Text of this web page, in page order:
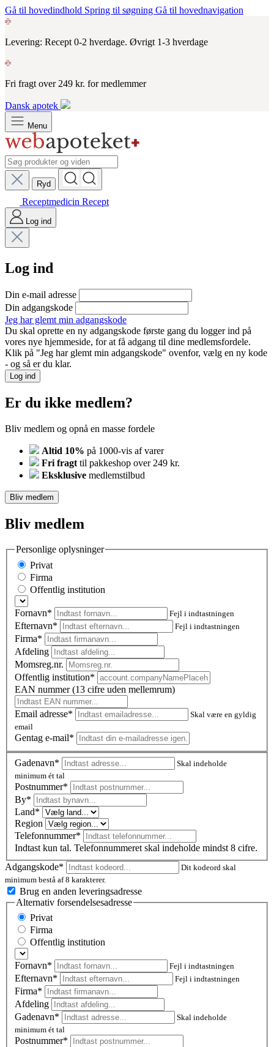
Gå til hovedindhold Spring til søgning Gå til hovednavigation
Levering: Recept 0-2 hverdage. Øvrigt 1-3 hverdage
Fri fragt over 249 kr. for medlemmer
Dansk apotek
Menu
Ryd
Receptmedicin Recept
Log ind
Log ind
Din e-mail adresse
Din adgangskode
Jeg har glemt min adgangskode
Du skal oprette en ny adgangskode første gang du logger ind på
vores nye hjemmeside, for at få adgang til dine medlemsfordele.
Klik på "Jeg har glemt min adgangskode" ovenfor, vælg en ny kode
- og så er du klar.
Log ind
Er du ikke medlem?
Bliv medlem og opnå en masse fordele
Altid 10% på 1000-vis af varer
Fri fragt til pakkeshop over 249 kr.
Eksklusive medlemstilbud
Bliv medlem
Bliv medlem
Personlige oplysninger
Privat
Firma
Offentlig institution
Fornavn* Fejl i indtastningen
Efternavn* Fejl i indtastningen
Firma*
Afdeling
Momsreg.nr.
Offentlig institution*
EAN nummer (13 cifre uden mellemrum)
Email adresse*
Skal være en gyldig
email
Gentag e-mail*
Gadenavn*
Skal indeholde
minimum ét tal
Postnummer*
By*
Land*
Region
Telefonnummer*
Indtast kun tal. Telefonnummeret skal indeholde mindst 8 cifre.
Adgangskode*
Dit kodeord skal
minimum bestå af 8 karakterer.
Brug en anden leveringsadresse
Alternativ forsendelsesadresse
Privat
Firma
Offentlig institution
Fornavn* Fejl i indtastningen
Efternavn* Fejl i indtastningen
Firma*
Afdeling
Gadenavn*
Skal indeholde
minimum ét tal
Postnummer*